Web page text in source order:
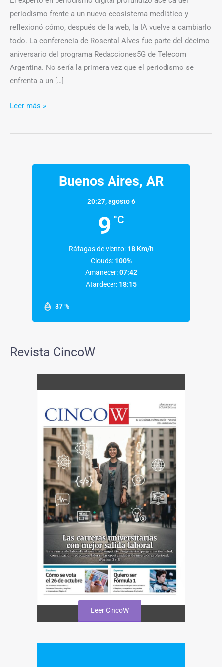
periodismo frente a un nuevo ecosistema mediático y
reflexionó cómo, después de la web, la IA vuelve a cambiarlo
todo. La conferencia de Rosental Alves fue parte del décimo
aniversario del programa Redacciones5G de Telecom
Argentina. No sería la primera vez que el periodismo se
enfrenta a un […]
Leer más »
Buenos Aires, AR
20:27,agosto 6
9 °C
87 %
Ráfagas de viento: 18 Km/h
Clouds: 100%
Amanecer: 07:42
Atardecer: 18:15
Revista CincoW
Leer CincoW